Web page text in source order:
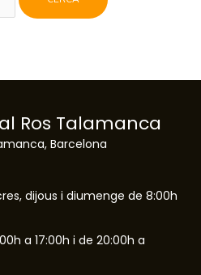
Ros Talamanca
Barcelona
dijous i diumenge de 8:00h
a 17:00h i de 20:00h a